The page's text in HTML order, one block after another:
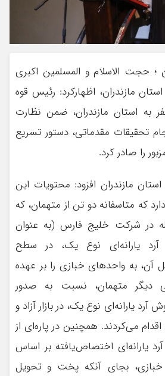
؛ حجت الاسلام و المسلمین اکبری
مازندران، اظهارکرد: رئیس قوه
به استان مازندران، ضمن نظارت
تحقیقات مقدماتی، دستور تسریع
را صادر کرد.
مازندران افزود: محتویات این
که متاسفانه دو تن از متهمان، که
در شرکت خلیج فارس (به عنوان
آرد یارانه‌ای نوع یک، در سطح
آن، به واحدهای خبازی را بر عهده
دیگر متهمان، نسبت به صدور
یارانه‌ای نوع یک، در بازار آزاد و
می‌کردند. همچنین در پاره‌ای از
یارانه‌ای اختصاص‌یافته بر اساس
بجای آنکه پخت و تحویل